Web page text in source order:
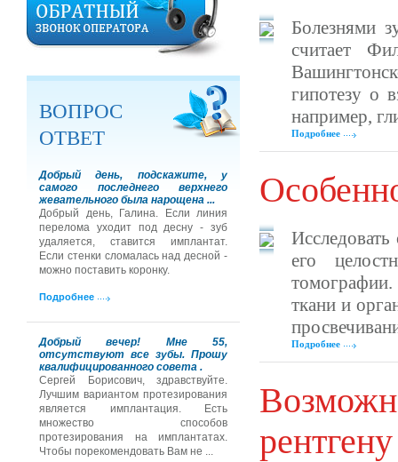
ВОПРОС
ОТВЕТ
Добрый день, подскажите, у
самого последнего верхнего
жевательного была нарощена ...
Добрый день, Галина. Если линия
перелома уходит под десну - зуб
удаляется, ставится имплантат.
Если стенки сломалась над десной -
можно поставить коронку.
Подробнее
Добрый вечер! Мне 55,
отсутствуют все зубы. Прошу
квалифицированного совета .
Сергей Борисович, здравствуйте.
Лучшим вариантом протезирования
является имплантация. Есть
множество способов
протезирования на имплантатах.
Чтобы порекомендовать Вам не ...
Болезнями
считает
гипотезу о
например,
Подробнее
его
ткани и
Подробнее
рентгену